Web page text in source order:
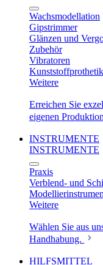
Wachsmodellation
Gipstrimmer
Glänzen und
Zubehör
Vibratoren
Kunststoffprothetik
Weitere
Erreichen Sie
eigenen
INSTRUMENTE
INSTRUMENTE
Praxis
Verblend- und
Weitere
Wählen Sie aus
Handhabung.
HILFSMITTEL